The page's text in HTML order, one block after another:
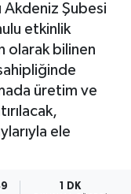
Akdeniz Şubesi
etkinlik
olarak bilinen
üretim ve
ele
1 DK